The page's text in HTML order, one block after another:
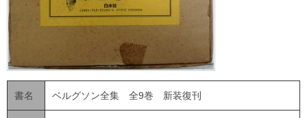
書名 ベルグソン全集 全9巻 新装復刊